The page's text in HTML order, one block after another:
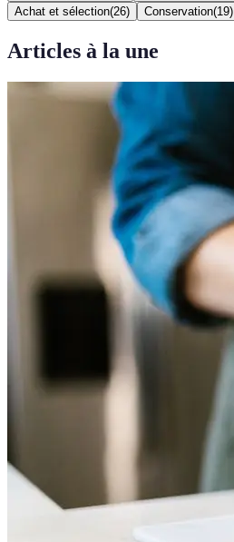
Achat et sélection(26) Conservation(19)
Articles à la une